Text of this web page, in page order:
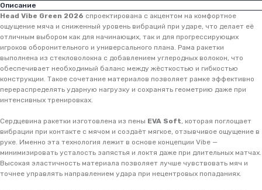
Описание
Head Vibe Green 2026 спроектирована с акцентом на комфортное
ощущение мяча и сниженный уровень вибраций при ударе, что делает её
отличным выбором как для начинающих, так и для прогрессирующих
игроков оборонительного и универсального плана. Рама ракетки
выполнена из стекловолокна с добавлением углеродных волокон, что
обеспечивает необходимый баланс между жёсткостью и гибкостью
конструкции. Такое сочетание материалов позволяет рамке эффективно
перераспределять ударную нагрузку и сохранять геометрию даже при
интенсивных тренировках.
Сердцевина ракетки изготовлена из пены EVA Soft, которая поглощает
вибрации при контакте с мячом и создаёт мягкое, отзывчивое ощущение в
руке. Именно эта технология лежит в основе концепции Vibe —
минимизировать усталость запястья и локтя даже при длительных матчах.
Высокая эластичность материала позволяет лучше чувствовать мяч и
точнее управлять направлением удара при нецентровых попаданиях.